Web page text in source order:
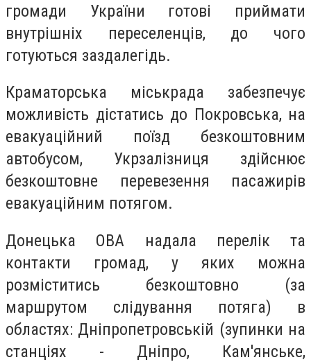
громади України готові приймати
внутрішніх переселенців, до чого
готуються заздалегідь.
Краматорська міськрада забезпечує
можливість дістатись до Покровська, на
евакуаційний поїзд безкоштовним
автобусом, Укрзалізниця здійснює
безкоштовне перевезення пасажирів
евакуаційним потягом.
Донецька ОВА надала перелік та
контакти громад, у яких можна
розміститись безкоштовно (за
маршрутом слідування потяга) в
областях: Дніпропетровській (зупинки на
станціях - Дніпро, Кам'янське,